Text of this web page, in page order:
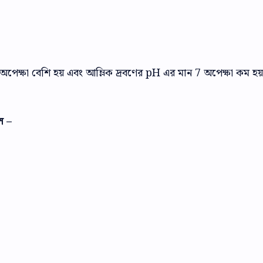
বেশি হয় এবং আম্লিক দ্রবণের pH এর মান 7 অপেক্ষা কম
–